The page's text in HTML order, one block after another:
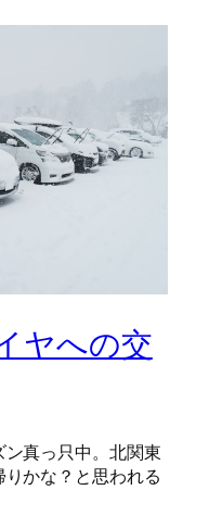
ヤへの交
真っ只中。北関東
かな？と思われる